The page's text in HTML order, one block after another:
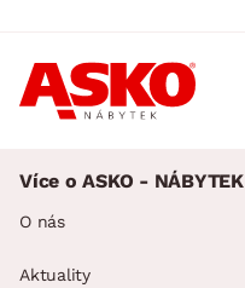
Více o ASKO - NÁBYTEK
O nás
Aktuality